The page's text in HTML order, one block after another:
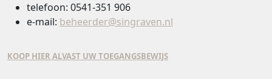
telefoon: 0541-351 906
e-mail: beheerder@singraven.nl
KOOP HIER ALVAST UW TOEGANGSBEWIJS